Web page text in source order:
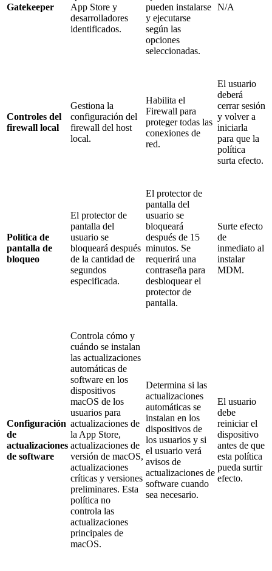
Gatekeeper
App Store y
desarrolladores
identificados.
pueden instalarse
y ejecutarse
según las
opciones
seleccionadas.
N/A
Controles del
firewall local
Gestiona la
configuración del
firewall del host
local.
Habilita el
Firewall para
proteger todas las
conexiones de
red.
El usuario
deberá
cerrar sesión
y volver a
iniciarla
para que la
política
surta efecto.
Política de
pantalla de
bloqueo
El protector de
pantalla del
usuario se
bloqueará después
de la cantidad de
segundos
especificada.
El protector de
pantalla del
usuario se
bloqueará
después de 15
minutos. Se
requerirá una
contraseña para
desbloquear el
protector de
pantalla.
Surte efecto
de
inmediato al
instalar
MDM.
Configuración
de
actualizaciones
de software
Controla cómo y
cuándo se instalan
las actualizaciones
automáticas de
software en los
dispositivos
macOS de los
usuarios para
actualizaciones de
la App Store,
actualizaciones de
versión de macOS,
actualizaciones
críticas y versiones
preliminares. Esta
política no
controla las
actualizaciones
principales de
macOS.
Determina si las
actualizaciones
automáticas se
instalan en los
dispositivos de
los usuarios y si
el usuario verá
avisos de
actualizaciones de
software cuando
sea necesario.
El usuario
debe
reiniciar el
dispositivo
antes de que
esta política
pueda surtir
efecto.